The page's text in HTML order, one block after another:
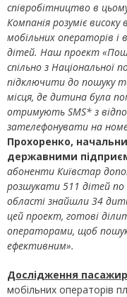
співробітництво в
Компанія розуміє
мобільних операторів і
дітей. Наш проект
спільно з Національної
підключити до пошуку
місця, де дитина була
отримують SMS* з
зателефонувати на
Прохоренко,
державними
абоненти Київстар
розшукати 511 дітей по
області знайшли 34
цей проект, готові
операторами, щоб
ефективним».
Дослідження
мобільних операторів